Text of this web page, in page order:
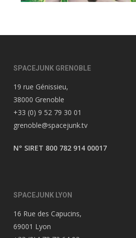
SPACEJUNK GRENOBLE
19 rue Génissieu,
38000 Grenoble
+33 (0) 9 52 79 30 01
grenoble@spacejunk.tv
N° SIRET 800 782 914 00017
SPACEJUNK LYON
16 Rue des Capucins,
69001 Lyon